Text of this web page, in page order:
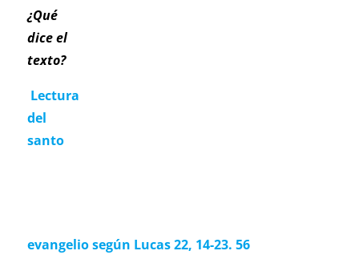
¿Qué
dice el
texto?
Lectura
del
santo
evangelio según Lucas 22, 14-23. 56